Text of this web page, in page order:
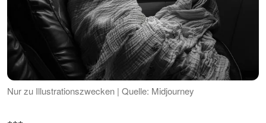
Nur zu Illustrationszwecken | Quelle: Midjourney